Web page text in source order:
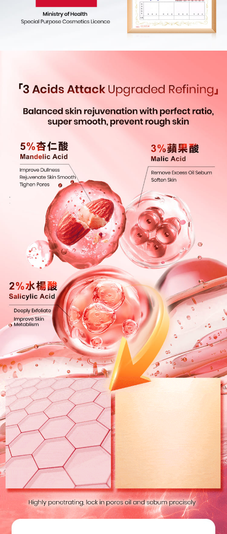
Taiwan Mobile.
3. Sila baca syarat perkhidmatan pengguna secara lengkap melalui
pautan berikut: https://oppay.tw/userRule